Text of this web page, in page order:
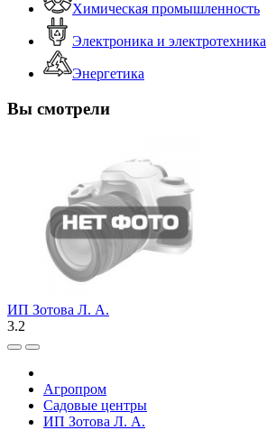
Химическая промышленность
Электроника и электротехника
Энергетика
Вы смотрели
ИП Зотова Л. А.
3.2
Агропром
Садовые центры
ИП Зотова Л. А.